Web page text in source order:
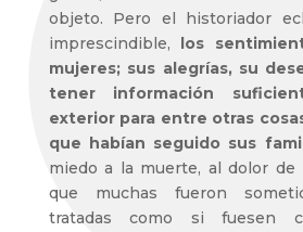
objeto. Pero el historiador
imprescindible, los
mujeres; sus alegrías, su
tener información
exterior para entre otras
que habían seguido sus
miedo a la muerte, al dolor de
que muchas fueron
tratadas como si fuesen